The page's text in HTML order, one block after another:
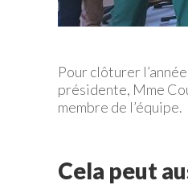
Pour clôturer
présidente, Mme
membre de l’équipe.
Cela peut